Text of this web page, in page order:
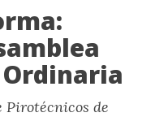
Pirotécnicos de